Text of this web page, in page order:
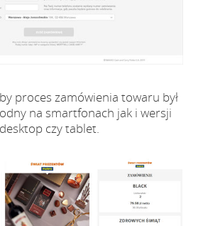
proces zamówienia towaru był
na smartfonach jak i wersji
desktop czy tablet.